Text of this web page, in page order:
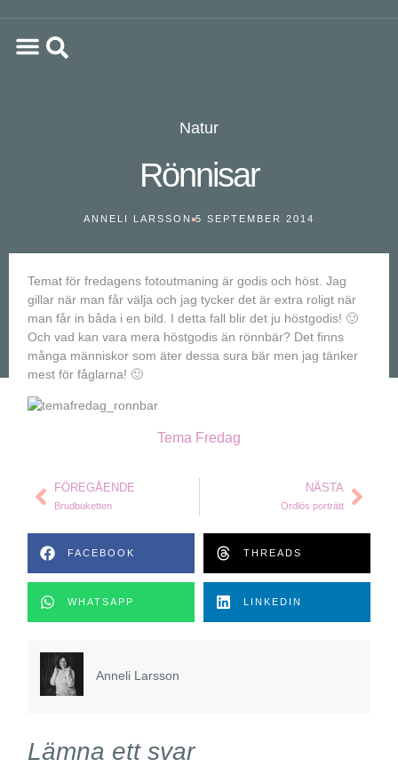
Natur
Rönnisar
ANNELI LARSSON 5 SEPTEMBER 2014
Temat för fredagens fotoutmaning är godis och höst. Jag
gillar när man får välja och jag tycker det är extra roligt när
man får in båda i en bild. I detta fall blir det ju höstgodis! 🙂
Och vad kan vara mera höstgodis än rönnbär? Det finns
många människor som äter dessa sura bär men jag tänker
mest för fåglarna! 🙂
Tema Fredag
FÖREGÅENDE
Brudbuketten
NÄSTA
Ordlös porträtt
FACEBOOK THREADS
WHATSAPP LINKEDIN
Anneli Larsson
Lämna ett svar